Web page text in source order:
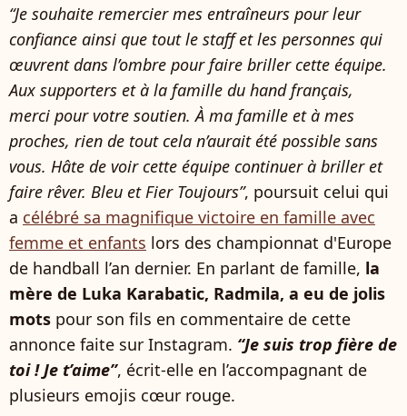
“Je souhaite remercier mes entraîneurs pour leur
confiance ainsi que tout le staff et les personnes qui
œuvrent dans l’ombre pour faire briller cette équipe.
Aux supporters et à la famille du hand français,
merci pour votre soutien. À ma famille et à mes
proches, rien de tout cela n’aurait été possible sans
vous. Hâte de voir cette équipe continuer à briller et
faire rêver. Bleu et Fier Toujours”, poursuit celui qui
a célébré sa magnifique victoire en famille avec
femme et enfants lors des championnat d'Europe
de handball l’an dernier. En parlant de famille, la
mère de Luka Karabatic, Radmila, a eu de jolis
mots pour son fils en commentaire de cette
annonce faite sur Instagram. “Je suis trop fière de
toi ! Je t’aime”, écrit-elle en l’accompagnant de
plusieurs emojis cœur rouge.